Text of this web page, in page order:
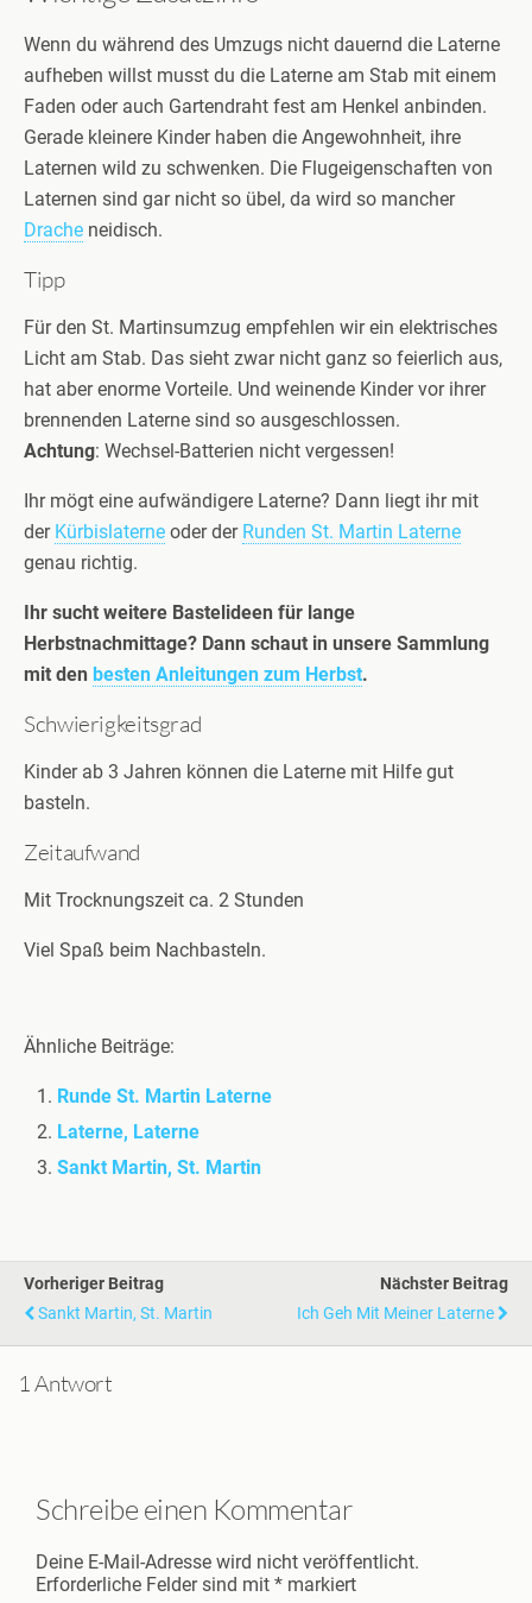
Wenn du während des Umzugs nicht dauernd die Laterne
aufheben willst musst du die Laterne am Stab mit einem
Faden oder auch Gartendraht fest am Henkel anbinden.
Gerade kleinere Kinder haben die Angewohnheit, ihre
Laternen wild zu schwenken. Die Flugeigenschaften von
Laternen sind gar nicht so übel, da wird so mancher
Drache neidisch.
Tipp
Für den St. Martinsumzug empfehlen wir ein elektrisches
Licht am Stab. Das sieht zwar nicht ganz so feierlich aus,
hat aber enorme Vorteile. Und weinende Kinder vor ihrer
brennenden Laterne sind so ausgeschlossen.
Achtung: Wechsel-Batterien nicht vergessen!
Ihr mögt eine aufwändigere Laterne? Dann liegt ihr mit
der Kürbislaterne oder der Runden St. Martin Laterne
genau richtig.
Ihr sucht weitere Bastelideen für lange
Herbstnachmittage? Dann schaut in unsere Sammlung
mit den besten Anleitungen zum Herbst.
Schwierigkeitsgrad
Kinder ab 3 Jahren können die Laterne mit Hilfe gut
basteln.
Zeitaufwand
Mit Trocknungszeit ca. 2 Stunden
Viel Spaß beim Nachbasteln.
Ähnliche Beiträge:
Runde St. Martin Laterne
Laterne, Laterne
Sankt Martin, St. Martin
Vorheriger Beitrag
Sankt Martin, St. Martin
Nächster Beitrag
Ich Geh Mit Meiner Laterne
1 Antwort
Schreibe einen Kommentar
Deine E-Mail-Adresse wird nicht veröffentlicht.
Erforderliche Felder sind mit * markiert